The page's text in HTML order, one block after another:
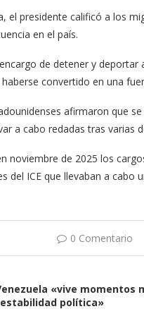
el presidente calificó a los
en el país.
de detener y
convertido en una
afirmaron que
a cabo redadas tras varias
noviembre de 2025 los
del ICE que llevaban a cabo
0 Comentario
«vive momentos
política»